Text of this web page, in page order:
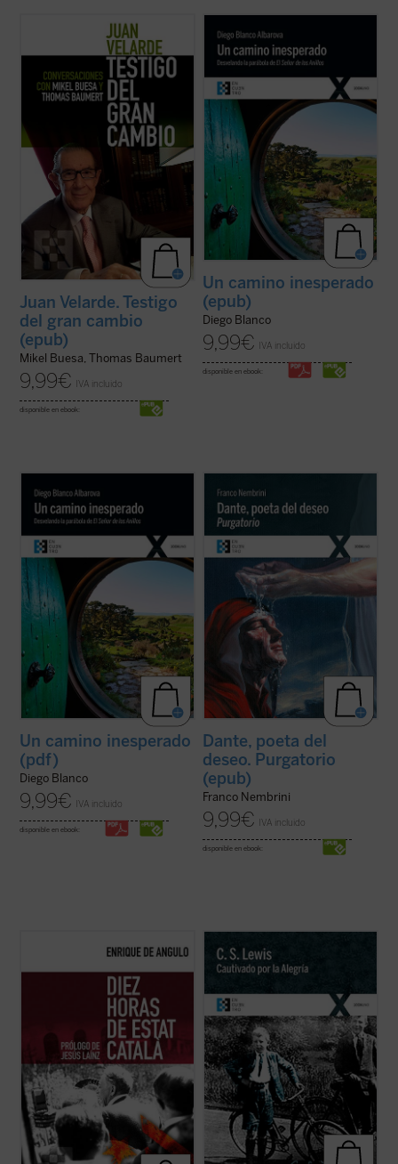
Pocas personas encarnan mejor que Juan
Velarde, decano de los economistas
españoles, la historia de nuestro país en los
últimos 60 años. Y no sólo por su relevante
papel en el desarrollo de la economía como
disciplina académica en España ...
Juan Velarde. Testigo
del gran cambio
(epub)
Mikel Buesa, Thomas Baumert
9,99€ IVA incluido
disponible en ebook:
queda un Anillo y, aunque no lo sepas, lo
tienes tú. Sal de la comodidad de tu agujero
hobbity ponte en camino con la comunidad
para siempre. Tendrás ...
Un camino inesperado
(epub)
Diego Blanco
9,99€ IVA incluido
disponible en ebook:
queda un Anillo y, aunque no lo sepas, lo
tienes tú. Sal de la comodidad de tu agujero
hobbity ponte en camino con la comunidad
para siempre. Tendrás ...
Un camino inesperado
(pdf)
Diego Blanco
9,99€ IVA incluido
disponible en ebook:
del deseo , que recoge el ciclo de
encuentros dedicados alPurgatorio
Franco Nembrini ahonda en la relación viva
La Divina Comedia
dramática de todo hombre, ...
(ver ficha)
Dante, poeta del
deseo. Purgatorio
(epub)
Franco Nembrini
9,99€ IVA incluido
disponible en ebook:
los trágicos episodios que tuvieron lugar en
1934, realizada por quien fuera testigo
directo de los mismos al encontrarse «en
primera línea» para cubrir la ... (ver ficha)
autobiográfica que C.S. Lewis escribió para
responder a las numerosas peticiones que
para ello a su propia ...